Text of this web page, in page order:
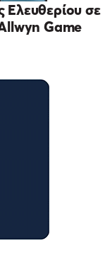
Ελευθερίου σε
Game